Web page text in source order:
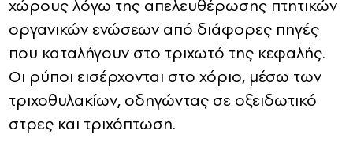
χώρους λόγω της απελευθέρωσης πτητικών
οργανικών ενώσεων από διάφορες πηγές
που καταλήγουν στο τριχωτό της κεφαλής.
Οι ρύποι εισέρχονται στο χόριο, μέσω των
τριχοθυλακίων, οδηγώντας σε οξειδωτικό
στρες και τριχόπτωση.